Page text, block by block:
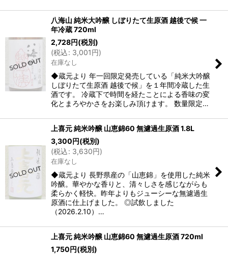
八海山 純米大吟醸 しぼりたて生原酒 越後で候 一
年冷蔵 720ml
2,728円(税別)
(税込: 3,001円)
在庫なし
◆蔵元より 年一回限定発売している「純米大吟醸
しぼりたて生原酒 越後で候」を１年間冷蔵した生
酒です。 冷蔵下で時間を経たことによる香味の変
化とまろやかさをお楽しみ頂けます。 数量限定…
上喜元 純米吟醸 山恵錦60 無濾過生原酒 1.8L
3,300円(税別)
(税込: 3,630円)
在庫なし
◆蔵元より 長野県産の「山恵錦」を使用した純米
吟醸。華やかな香りと、清々しさを感じながらも
柔らかく軽快。昨年よりもジューシーな無濾過生
原酒に仕上げました。 ◎試飲しました
（2026.2.10）…
上喜元 純米吟醸 山恵錦60 無濾過生原酒 720ml
1,750円(税別)